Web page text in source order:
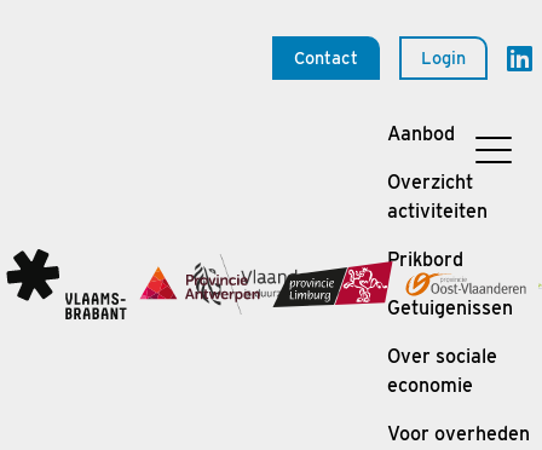
Contact Login
Aanbod
Overzicht
activiteiten
Prikbord
Getuigenissen
Over sociale
economie
Voor overheden